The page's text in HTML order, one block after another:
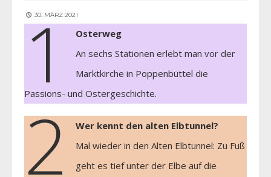
30. MÄRZ 2021
1
Osterweg
An sechs Stationen erlebt man vor der
Marktkirche in Poppenbüttel die
Passions- und Ostergeschichte.
2
Wer kennt den alten Elbtunnel?
Mal wieder in den Alten Elbtunnel: Zu Fuß
geht es tief unter der Elbe auf die